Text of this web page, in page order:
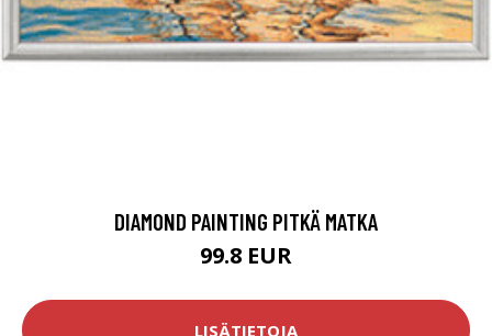
DIAMOND PAINTING PITKÄ MATKA
99.8 EUR
LISÄTIETOJA